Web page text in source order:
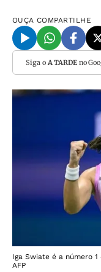
OUÇA COMPARTILHE
Siga o A TARDEno
Iga Swiate é a número
AFP